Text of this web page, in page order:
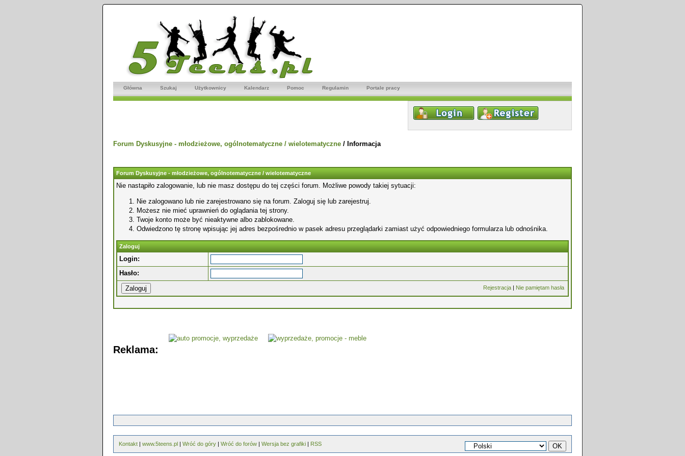
Główna Szukaj Użytkownicy Kalendarz Pomoc Regulamin Portale pracy
Forum Dyskusyjne - młodzieżowe, ogólnotematyczne / wielotematyczne / Informacja
Forum Dyskusyjne - młodzieżowe, ogólnotematyczne / wielotematyczne
Nie nastąpiło zalogowanie, lub nie masz dostępu do tej części forum. Możliwe powody takiej sytuacji:
Nie zalogowano lub nie zarejestrowano się na forum. Zaloguj się lub zarejestruj.
Możesz nie mieć uprawnień do oglądania tej strony.
Twoje konto może być nieaktywne albo zablokowane.
Odwiedzono tę stronę wpisując jej adres bezpośrednio w pasek adresu przeglądarki zamiast użyć odpowiedniego formularza lub odnośnika.
Zaloguj
Login:
Hasło:
Rejestracja | Nie pamiętam hasła
Reklama:
Kontakt | www.5teens.pl | Wróć do góry | Wróć do forów | Wersja bez grafiki | RSS